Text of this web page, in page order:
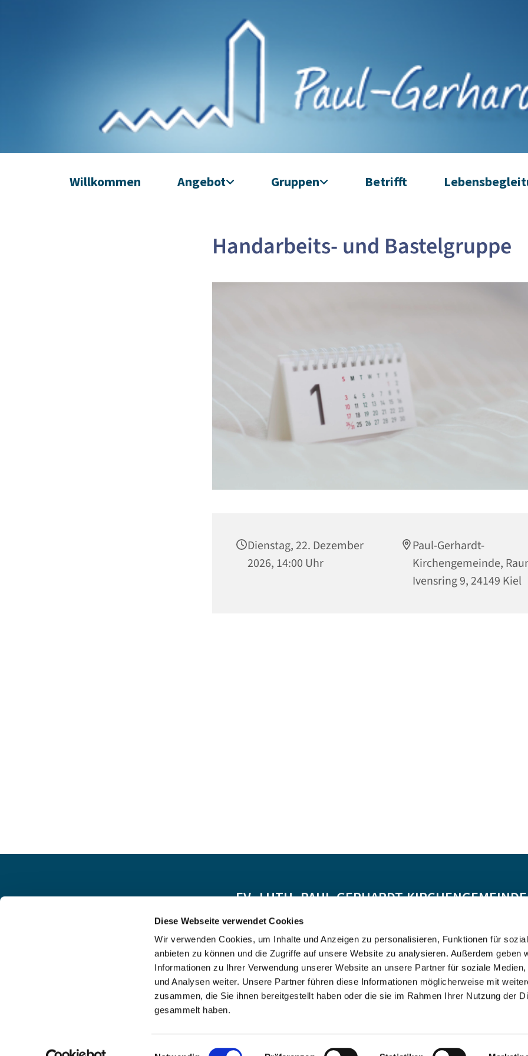
Diese Webseite verwendet Cookies
Wir verwenden Cookies, um Inhalte und Anzeigen zu personalisieren, Funktionen für
anbieten zu können und die Zugriffe auf unsere Website zu analysieren. Außerdem geben
Informationen zu Ihrer Verwendung unserer Website an unsere Partner für soziale Medien,
und Analysen weiter. Unsere Partner führen diese Informationen möglicherweise mit
zusammen, die Sie ihnen bereitgestellt haben oder die sie im Rahmen Ihrer Nutzung der
gesammelt haben.
Einwilligungsauswahl
Willkommen Angebot Gruppen Betrifft
Handarbeits- und Bastelgruppe
Dienstag, 22. Dezember
2026, 14:00 Uhr
Paul-Gerhardt-
Kirchengemeinde,
Ivensring 9, 24149 Kiel
EV.-LUTH. PAUL-GERHARDT-
Spendenkonto:
DE55 5206 0410 0706 4634 01, Evangelische Bank
Kontoinhaber: Ev.-Luth. Kirchenkreis Altholstein